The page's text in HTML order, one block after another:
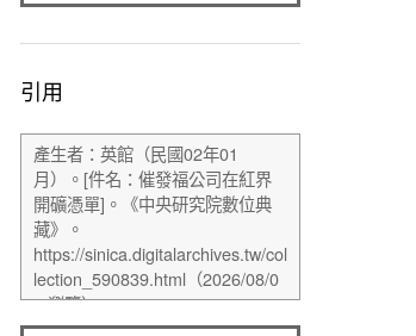
引用